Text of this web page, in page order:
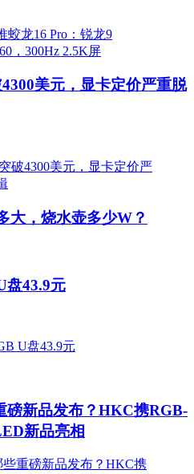
美元，显卡定价严重脱
大，烧水壶多少W？
盘43.9元
磅新品发布？HKC携RGB-
新品亮相